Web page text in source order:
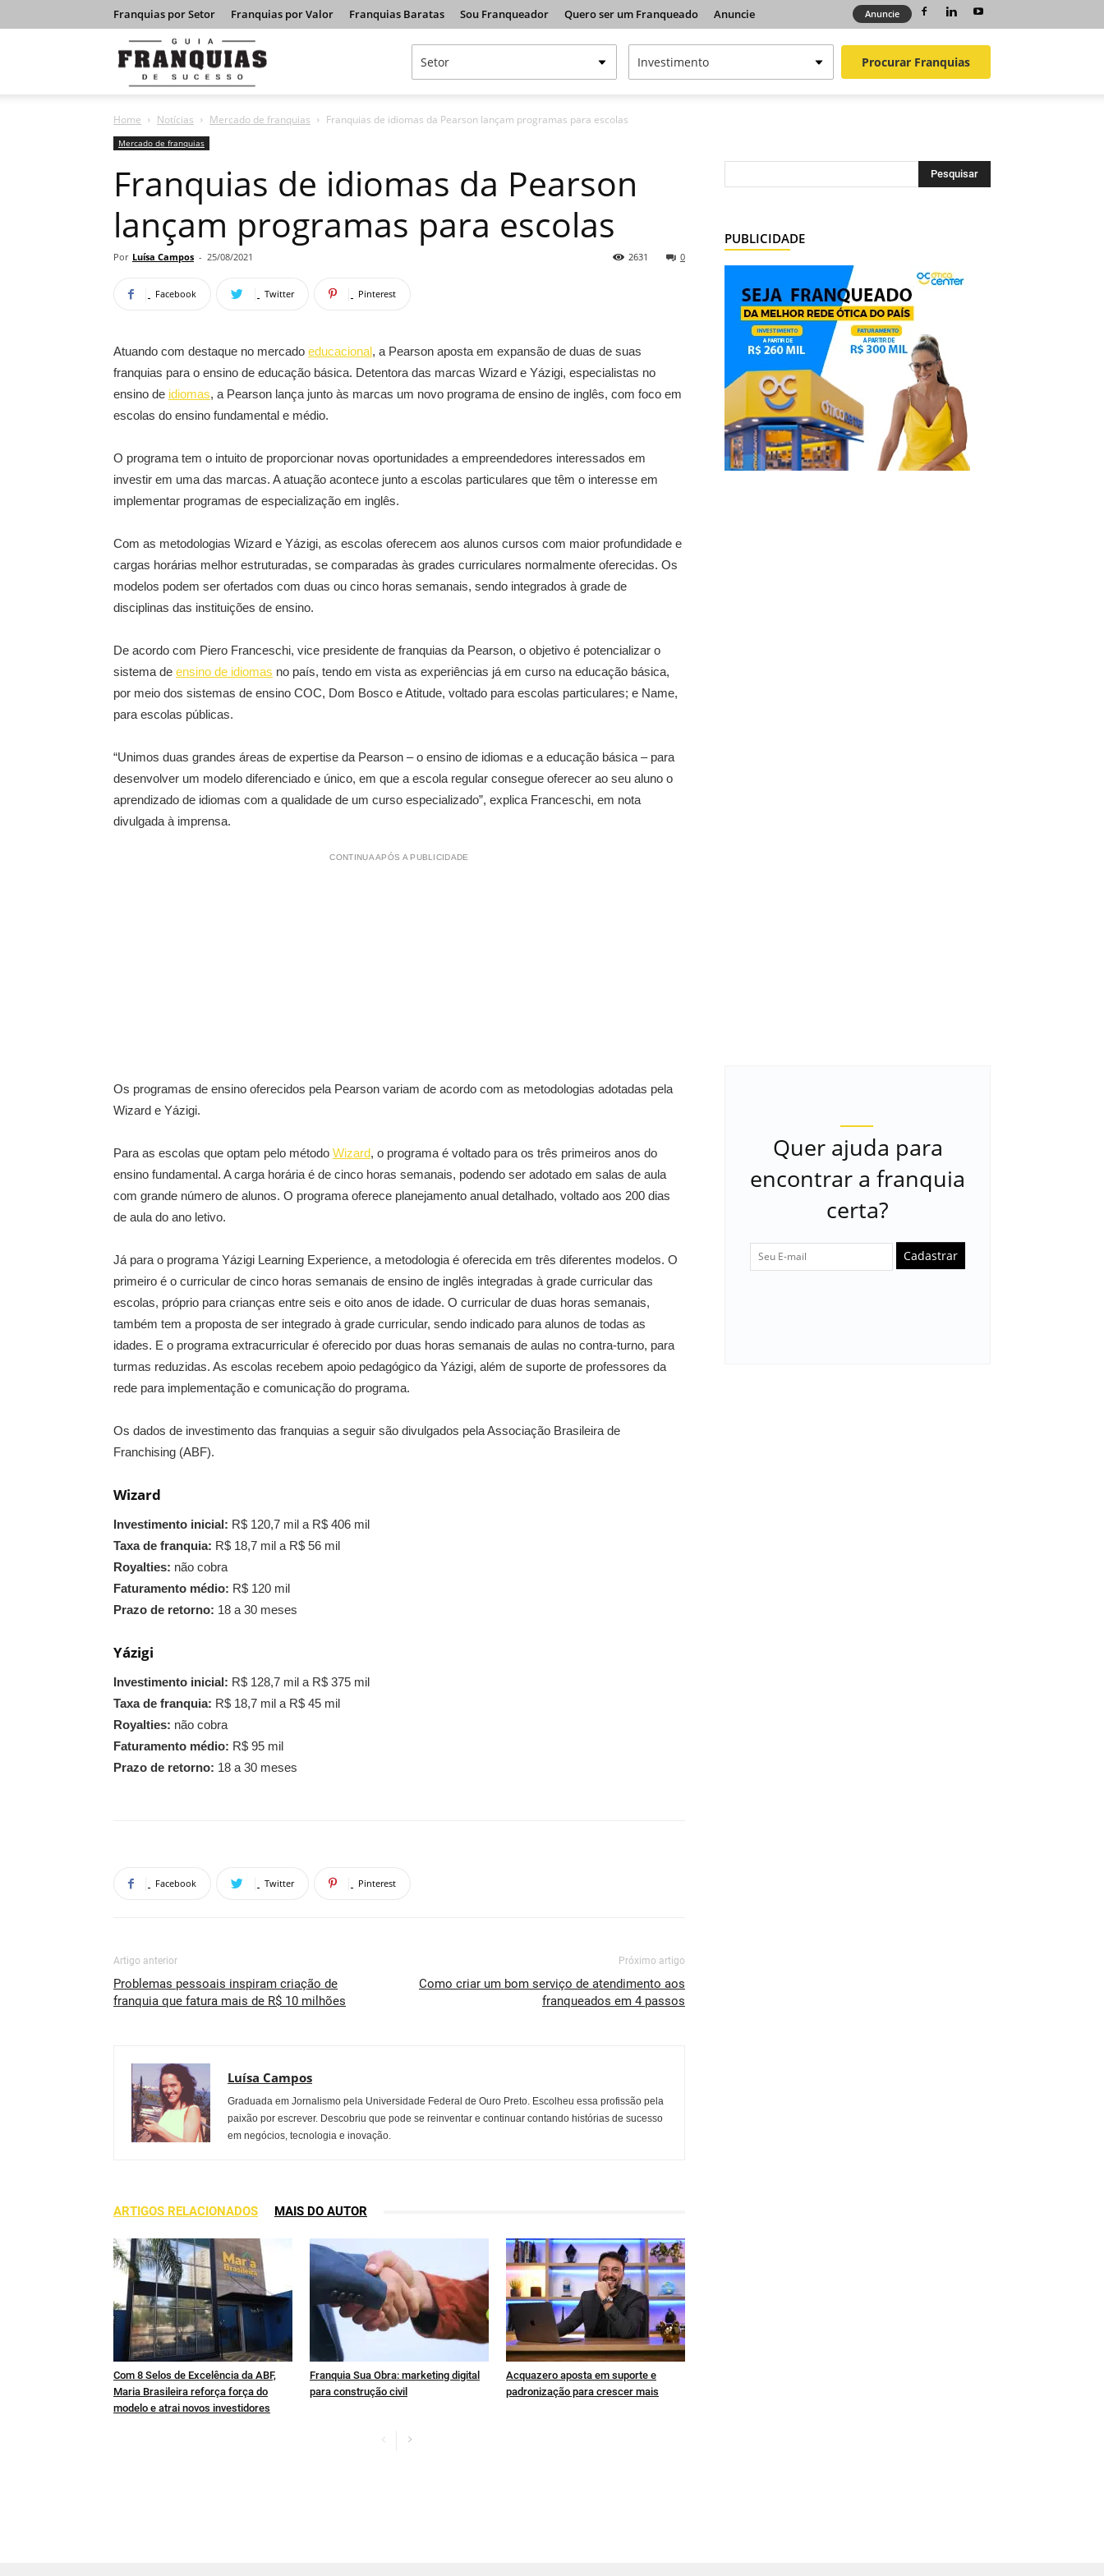
Franquias por Setor Franquias por Valor Franquias Baratas Sou Franqueador Quero ser um Franqueado Anuncie Anuncie
Franquias
de
Procurar Franquias
Home Notícias Mercado de franquias Franquias de idiomas da Pearson lançam programas para escolas
Mercado de franquias
Franquias de idiomas da Pearson
lançam programas para escolas
Por Luísa Campos - 25/08/2021 0
2631
Facebook Twitter Pinterest
Atuando com destaque no mercado educacional, a Pearson aposta em expansão de duas de suas
franquias para o ensino de educação básica. Detentora das marcas Wizard e Yázigi, especialistas no
ensino de idiomas, a Pearson lança junto às marcas um novo programa de ensino de inglês, com foco em
escolas do ensino fundamental e médio.
O programa tem o intuito de proporcionar novas oportunidades a empreendedores interessados em
investir em uma das marcas. A atuação acontece junto a escolas particulares que têm o interesse em
implementar programas de especialização em inglês.
Com as metodologias Wizard e Yázigi, as escolas oferecem aos alunos cursos com maior profundidade e
cargas horárias melhor estruturadas, se comparadas às grades curriculares normalmente oferecidas. Os
modelos podem ser ofertados com duas ou cinco horas semanais, sendo integrados à grade de
disciplinas das instituições de ensino.
De acordo com Piero Franceschi, vice presidente de franquias da Pearson, o objetivo é potencializar o
sistema de ensino de idiomas no país, tendo em vista as experiências já em curso na educação básica,
por meio dos sistemas de ensino COC, Dom Bosco e Atitude, voltado para escolas particulares; e Name,
para escolas públicas.
“Unimos duas grandes áreas de expertise da Pearson – o ensino de idiomas e a educação básica – para
desenvolver um modelo diferenciado e único, em que a escola regular consegue oferecer ao seu aluno o
aprendizado de idiomas com a qualidade de um curso especializado”, explica Franceschi, em nota
divulgada à imprensa.
CONTINUA APÓS A PUBLICIDADE
Os programas de ensino oferecidos pela Pearson variam de acordo com as metodologias adotadas pela
Wizard e Yázigi.
Para as escolas que optam pelo método Wizard, o programa é voltado para os três primeiros anos do
ensino fundamental. A carga horária é de cinco horas semanais, podendo ser adotado em salas de aula
com grande número de alunos. O programa oferece planejamento anual detalhado, voltado aos 200 dias
de aula do ano letivo.
Já para o programa Yázigi Learning Experience, a metodologia é oferecida em três diferentes modelos. O
primeiro é o curricular de cinco horas semanais de ensino de inglês integradas à grade curricular das
escolas, próprio para crianças entre seis e oito anos de idade. O curricular de duas horas semanais,
também tem a proposta de ser integrado à grade curricular, sendo indicado para alunos de todas as
idades. E o programa extracurricular é oferecido por duas horas semanais de aulas no contra-turno, para
turmas reduzidas. As escolas recebem apoio pedagógico da Yázigi, além de suporte de professores da
rede para implementação e comunicação do programa.
Os dados de investimento das franquias a seguir são divulgados pela Associação Brasileira de
Franchising (ABF).
Wizard
Investimento inicial: R$ 120,7 mil a R$ 406 mil
Taxa de franquia: R$ 18,7 mil a R$ 56 mil
Royalties: não cobra
Faturamento médio: R$ 120 mil
Prazo de retorno: 18 a 30 meses
Yázigi
Investimento inicial: R$ 128,7 mil a R$ 375 mil
Taxa de franquia: R$ 18,7 mil a R$ 45 mil
Royalties: não cobra
Faturamento médio: R$ 95 mil
Prazo de retorno: 18 a 30 meses
Facebook Twitter Pinterest
Artigo anterior
Problemas pessoais inspiram criação de
franquia que fatura mais de R$ 10 milhões
Próximo artigo
Como criar um bom serviço de atendimento aos
franqueados em 4 passos
Luísa Campos
Graduada em Jornalismo pela Universidade Federal de Ouro Preto. Escolheu essa profissão pela
paixão por escrever. Descobriu que pode se reinventar e continuar contando histórias de sucesso
em negócios, tecnologia e inovação.
ARTIGOS RELACIONADOS MAIS DO AUTOR
Com 8 Selos de Excelência da ABF,
Maria Brasileira reforça força do
modelo e atrai novos investidores
Franquia Sua Obra: marketing digital
para construção civil
Acquazero aposta em suporte e
padronização para crescer mais
PUBLICIDADE
Quer ajuda para
encontrar a franquia
certa?
Cadastrar